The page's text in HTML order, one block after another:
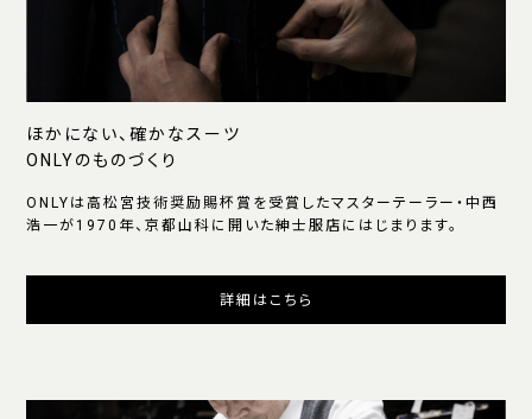
ほかにない、確かなスーツ
ONLYのものづくり
ONLYは高松宮技術奨励賜杯賞を受賞したマスターテーラー・中西
浩一が1970年、京都山科に開いた紳士服店にはじまります。
詳細はこちら